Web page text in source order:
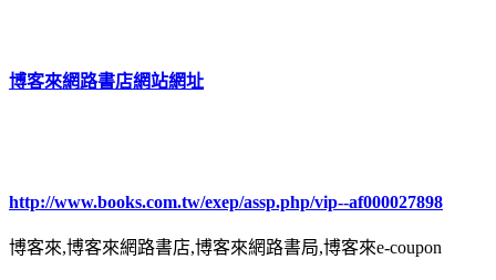
博客來網路書店網站網址
http://www.books.com.tw/exep/assp.php/vip--af000027898
博客來,博客來網路書店,博客來網路書局,博客來e-coupon